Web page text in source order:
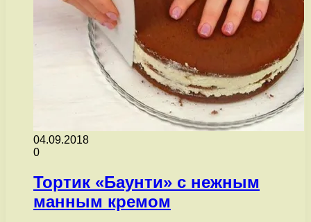
04.09.2018
0
Тортик «Баунти» с нежным
манным кремом